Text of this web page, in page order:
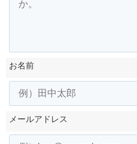
お名前
メールアドレス